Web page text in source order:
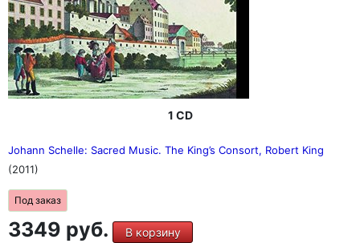
1 CD
Johann Schelle: Sacred Music. The King’s Consort, Robert King
(2011)
Под заказ
3349 руб. В корзину